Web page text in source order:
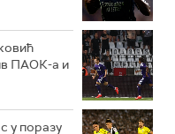
ПАОК-а и
у поразу